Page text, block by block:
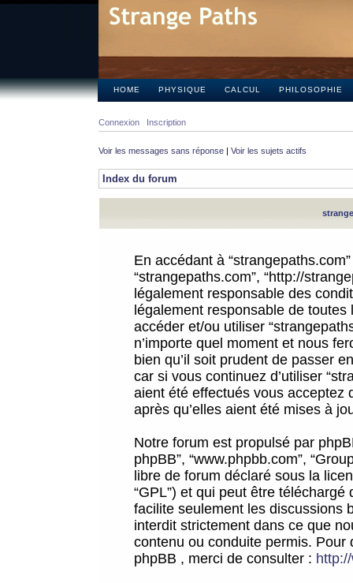
HOME PHYSIQUE CALCUL PHILOSOPHIE
Connexion Inscription
Voir les messages sans réponse | Voir les sujets actifs
Index du forum
En accédant à
“strangepaths.com”, “http://
légalement responsable des
légalement responsable de
accéder et/ou utiliser
n’importe quel moment et nous
bien qu’il soit prudent de passer
car si vous continuez d’utiliser
aient été effectués vous acceptez
après qu’elles aient été mises à
Notre forum est propulsé par
phpBB”, “www.phpbb.com”,
libre de forum déclaré sous la
“GPL”) et qui peut être téléchargé
facilite seulement les discussions
interdit strictement dans ce que
contenu ou conduite permis.
phpBB , merci de consulter :